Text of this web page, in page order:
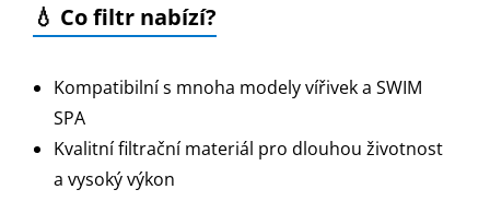
💧 Co filtr nabízí?
Kompatibilní s mnoha modely vířivek a SWIM
SPA
Kvalitní filtrační materiál pro dlouhou životnost
a vysoký výkon